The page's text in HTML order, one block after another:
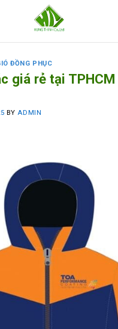
ĐỒNG PHỤC
giá rẻ tại TPHCM
BY ADMIN